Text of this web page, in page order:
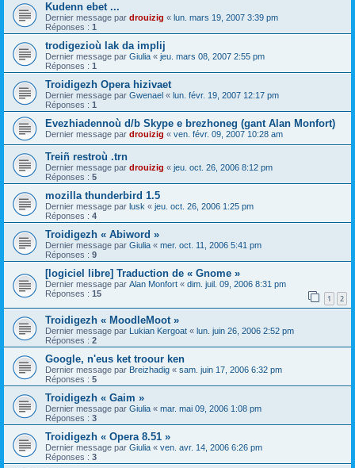
Kudenn ebet ...
Dernier message par drouizig « lun. mars 19, 2007 3:39 pm
Réponses : 1
trodigezioù lak da implij
Dernier message par Giulia « jeu. mars 08, 2007 2:55 pm
Réponses : 1
Troidigezh Opera hizivaet
Dernier message par Gwenael « lun. févr. 19, 2007 12:17 pm
Réponses : 1
Evezhiadennoù d/b Skype e brezhoneg (gant Alan Monfort)
Dernier message par drouizig « ven. févr. 09, 2007 10:28 am
Treiñ restroù .trn
Dernier message par drouizig « jeu. oct. 26, 2006 8:12 pm
Réponses : 5
mozilla thunderbird 1.5
Dernier message par lusk « jeu. oct. 26, 2006 1:25 pm
Réponses : 4
Troidigezh « Abiword »
Dernier message par Giulia « mer. oct. 11, 2006 5:41 pm
Réponses : 9
[logiciel libre] Traduction de « Gnome »
Dernier message par Alan Monfort « dim. juil. 09, 2006 8:31 pm
Réponses : 15 1 2
Troidigezh « MoodleMoot »
Dernier message par Lukian Kergoat « lun. juin 26, 2006 2:52 pm
Réponses : 2
Google, n'eus ket troour ken
Dernier message par Breizhadig « sam. juin 17, 2006 6:32 pm
Réponses : 5
Troidigezh « Gaim »
Dernier message par Giulia « mar. mai 09, 2006 1:08 pm
Réponses : 3
Troidigezh « Opera 8.51 »
Dernier message par Giulia « ven. avr. 14, 2006 6:26 pm
Réponses : 3